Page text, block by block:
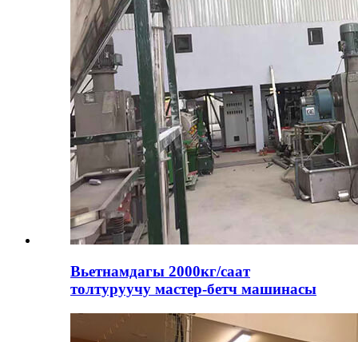
Вьетнамдагы 2000кг/саат
толтуруучу мастер-бетч машинасы